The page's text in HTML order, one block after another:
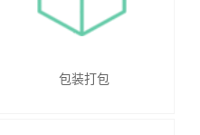
包装打包